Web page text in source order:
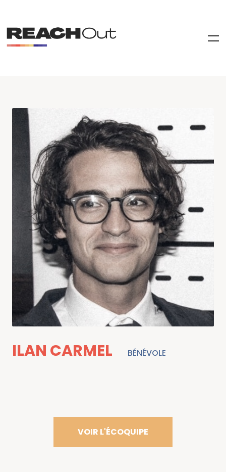
ILAN CARMEL BÉNÉVOLE
VOIR L'ÉCOQUIPE